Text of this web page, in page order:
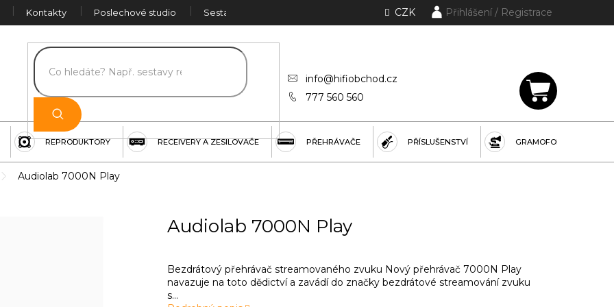
Kontakty Poslechové studio Sestava na míru CZK Přihlášení
info@hifiobchod.cz
777 560 560
NÁKUPNÍ
REPRODUKTORY RECEIVERY A ZESILOVAČE PŘEHRÁVAČE PŘÍSLUŠENSTVÍ GRAMOFONY
Audiolab 7000N Play
Audiolab 7000N Play
Bezdrátový přehrávač streamovaného zvuku Nový přehrávač 7000N Play
navazuje na toto dědictví a zavádí do značky bezdrátové streamování zvuku
s...